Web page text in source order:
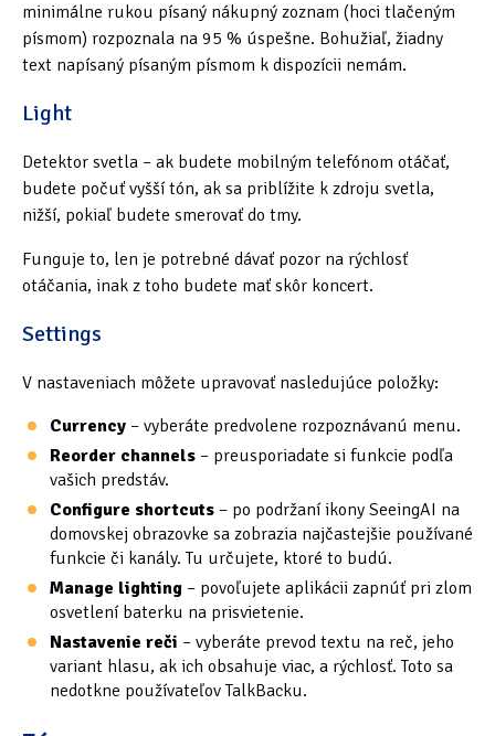
minimálne rukou písaný nákupný zoznam (hoci tlačeným
písmom) rozpoznala na 95 % úspešne. Bohužiaľ, žiadny
text napísaný písaným písmom k dispozícii nemám.
Light
Detektor svetla – ak budete mobilným telefónom otáčať,
budete počuť vyšší tón, ak sa priblížite k zdroju svetla,
nižší, pokiaľ budete smerovať do tmy.
Funguje to, len je potrebné dávať pozor na rýchlosť
otáčania, inak z toho budete mať skôr koncert.
Settings
V nastaveniach môžete upravovať nasledujúce položky:
Currency – vyberáte predvolene rozpoznávanú menu.
Reorder channels – preusporiadate si funkcie podľa
vašich predstáv.
Configure shortcuts – po podržaní ikony SeeingAI na
domovskej obrazovke sa zobrazia najčastejšie používané
funkcie či kanály. Tu určujete, ktoré to budú.
Manage lighting – povoľujete aplikácii zapnúť pri zlom
osvetlení baterku na prisvietenie.
Nastavenie reči – vyberáte prevod textu na reč, jeho
variant hlasu, ak ich obsahuje viac, a rýchlosť. Toto sa
nedotkne používateľov TalkBacku.